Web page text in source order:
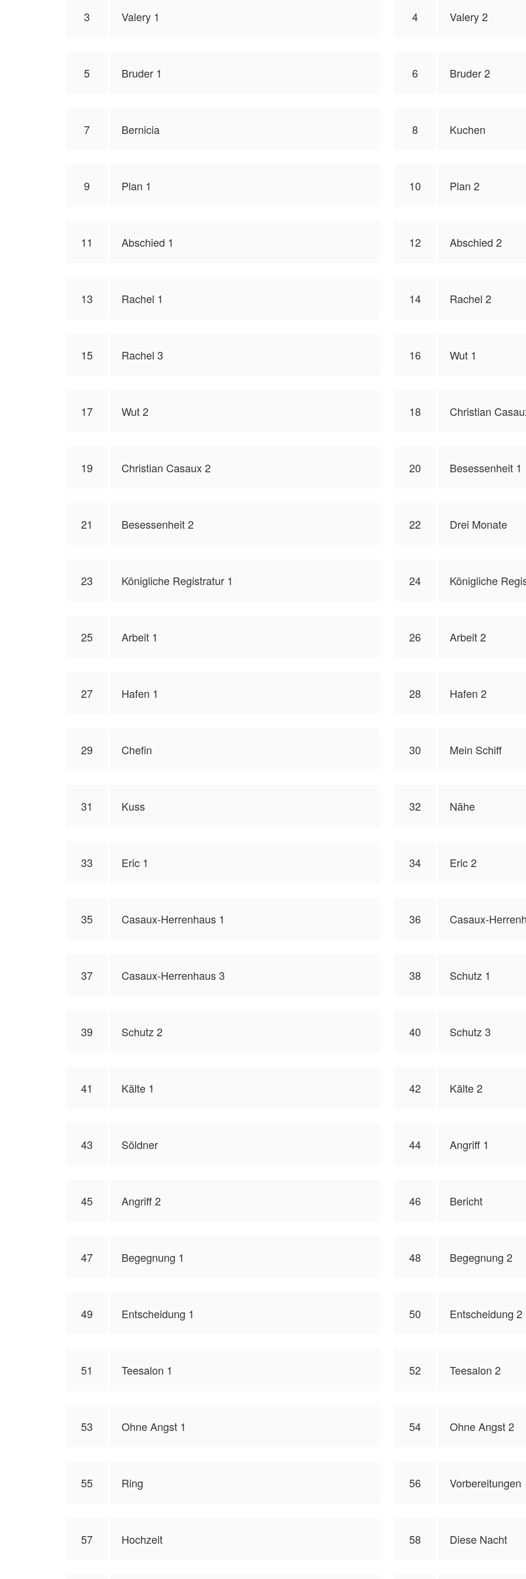
3 Valery 1 4 Valery 2
5 Bruder 1 6 Bruder 2
7 Bernicia 8 Kuchen
9 Plan 1 10 Plan 2
11 Abschied 1 12 Abschied 2
13 Rachel 1 14 Rachel 2
15 Rachel 3 16 Wut 1
17 Wut 2 18 Christian
19 Christian Casaux 2 20 Besessenheit 1
21 Besessenheit 2 22 Drei Monate
23 Königliche Registratur 1 24 Königliche
25 Arbeit 1 26 Arbeit 2
27 Hafen 1 28 Hafen 2
29 Chefin 30 Mein Schiff
31 Kuss 32 Nähe
33 Eric 1 34 Eric 2
35 Casaux-Herrenhaus 1 36 Casaux-
37 Casaux-Herrenhaus 3 38 Schutz 1
39 Schutz 2 40 Schutz 3
41 Kälte 1 42 Kälte 2
43 Söldner 44 Angriff 1
45 Angriff 2 46 Bericht
47 Begegnung 1 48 Begegnung 2
49 Entscheidung 1 50 Entscheidung 2
51 Teesalon 1 52 Teesalon 2
53 Ohne Angst 1 54 Ohne Angst 2
55 Ring 56 Vorbereitungen
57 Hochzeit 58 Diese Nacht